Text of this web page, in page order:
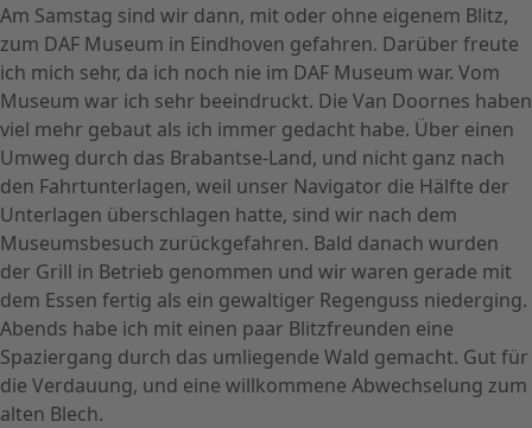
Am Samstag sind wir dann, mit oder ohne eigenem Blitz,
zum DAF Museum in Eindhoven gefahren. Darüber freute
ich mich sehr, da ich noch nie im DAF Museum war. Vom
Museum war ich sehr beeindruckt. Die Van Doornes haben
viel mehr gebaut als ich immer gedacht habe. Über einen
Umweg durch das Brabantse-Land, und nicht ganz nach
den Fahrtunterlagen, weil unser Navigator die Hälfte der
Unterlagen überschlagen hatte, sind wir nach dem
Museumsbesuch zurückgefahren. Bald danach wurden
der Grill in Betrieb genommen und wir waren gerade mit
dem Essen fertig als ein gewaltiger Regenguss niederging.
Abends habe ich mit einen paar Blitzfreunden eine
Spaziergang durch das umliegende Wald gemacht. Gut für
die Verdauung, und eine willkommene Abwechselung zum
alten Blech.